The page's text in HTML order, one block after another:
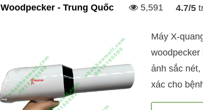
Woodpecker - Trung Quốc 5,591 4.7/5
Máy X-
ảnh sắc
xác cho